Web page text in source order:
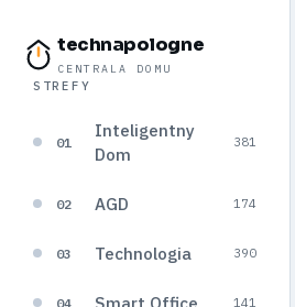
technapologne
CENTRALA DOMU
STREFY
01
Inteligentny
Dom
381
02 AGD 174
03 Technologia 390
04 141